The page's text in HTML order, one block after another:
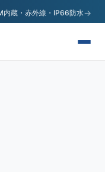
蔵・赤外線・IP66防水→